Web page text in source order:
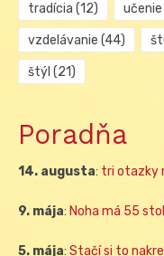
tradícia (12) učenie
vzdelávanie (44)
štýl (21)
Poradňa
14. augusta: tri otazky
9. mája: Noha má 55
5. mája: Stačí si to